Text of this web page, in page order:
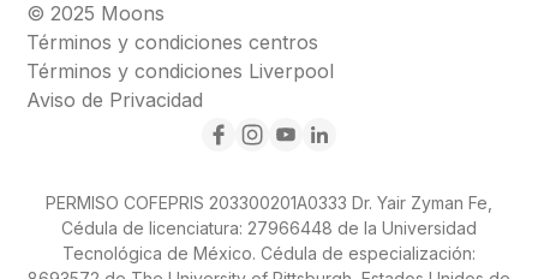
© 2025 Moons
Términos y condiciones centros
Términos y condiciones Liverpool
Aviso de Privacidad
PERMISO COFEPRIS 203300201A0333 Dr. Yair Zyman Fe,
Cédula de licenciatura: 27966448 de la Universidad
Tecnológica de México. Cédula de especialización: